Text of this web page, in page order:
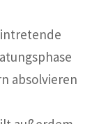
absolvieren